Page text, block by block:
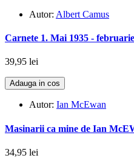
Autor: Albert Camus
Carnete 1. Mai 1935 -
39,95 lei
Adauga in cos
Autor: Ian McEwan
Masinarii ca mine de Ian
34,95 lei